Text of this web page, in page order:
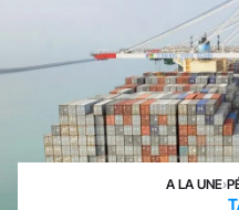
A LA UNE›